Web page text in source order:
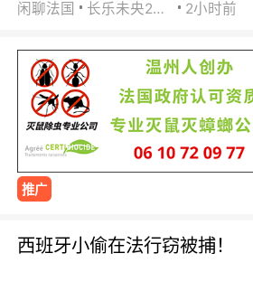
闲聊法国 长乐未央2015 2小时前
推广
西班牙小偷在法行窃被捕！